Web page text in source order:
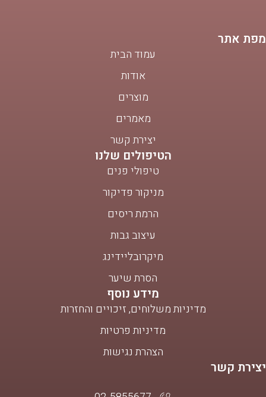
מפת אתר
עמוד הבית
אודות
מוצרים
מאמרים
יצירת קשר
הטיפולים שלנו
טיפולי פנים
מניקור פדיקור
הרמת ריסים
עיצוב גבות
מיקרובליידינג
הסרת שיער
מידע נוסף
מדיניות משלוחים, זיכויים והחזרות
מדיניות פרטיות
הצהרת נגישות
יצירת קשר